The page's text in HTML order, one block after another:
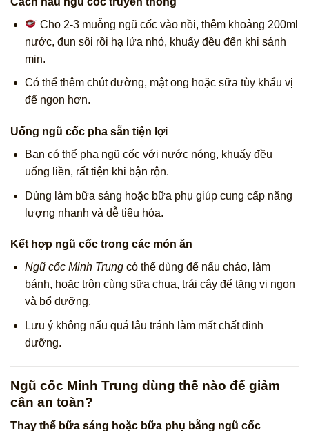
Cho 2-3 muỗng ngũ cốc vào nồi, thêm khoảng 200ml
nước, đun sôi rồi hạ lửa nhỏ, khuấy đều đến khi sánh
mịn.
Có thể thêm chút đường, mật ong hoặc sữa tùy khẩu vị
để ngon hơn.
Uống ngũ cốc pha sẵn tiện lợi
Bạn có thể pha ngũ cốc với nước nóng, khuấy đều
uống liền, rất tiện khi bận rộn.
Dùng làm bữa sáng hoặc bữa phụ giúp cung cấp năng
lượng nhanh và dễ tiêu hóa.
Kết hợp ngũ cốc trong các món ăn
Ngũ cốc Minh Trungcó thể dùng để nấu cháo, làm
bánh, hoặc trộn cùng sữa chua, trái cây để tăng vị ngon
và bổ dưỡng.
Lưu ý không nấu quá lâu tránh làm mất chất dinh
dưỡng.
Ngũ cốc Minh Trung dùng thế nào để giảm
cân an toàn?
Thay thế bữa sáng hoặc bữa phụ bằng ngũ cốc